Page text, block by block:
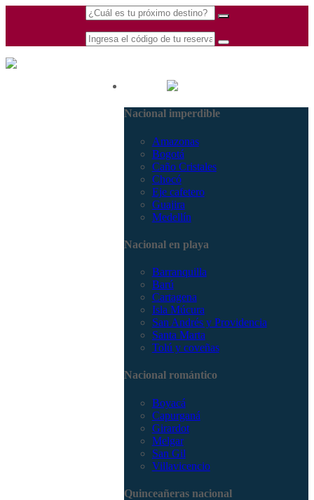
Nacional imperdible
Amazonas
Bogotá
Caño Cristales
Chocó
Eje cafetero
Guajira
Medellín
Nacional en playa
Barranquilla
Barú
Cartagena
Isla Múcura
San Andrés y Providencia
Santa Marta
Tolú y coveñas
Nacional romántico
Boyacá
Capurganá
Girardot
Melgar
San Gil
Villavicencio
Quinceañeras nacional